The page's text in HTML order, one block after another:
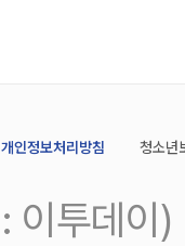
개인정보처리방침 청소년
이투데